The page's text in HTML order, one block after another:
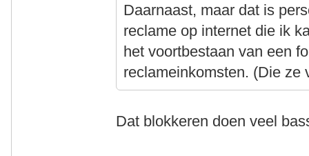
Daarnaast, maar dat is
reclame op internet die ik
het voortbestaan van een
reclameinkomsten. (Die ze
Dat blokkeren doen veel